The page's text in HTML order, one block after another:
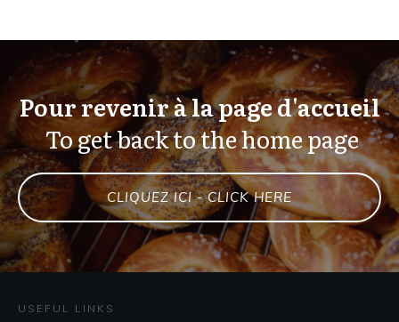
Pour revenir à la page d'accueil
To get back to the home page
CLIQUEZ ICI - CLICK HERE
USEFUL LINKS